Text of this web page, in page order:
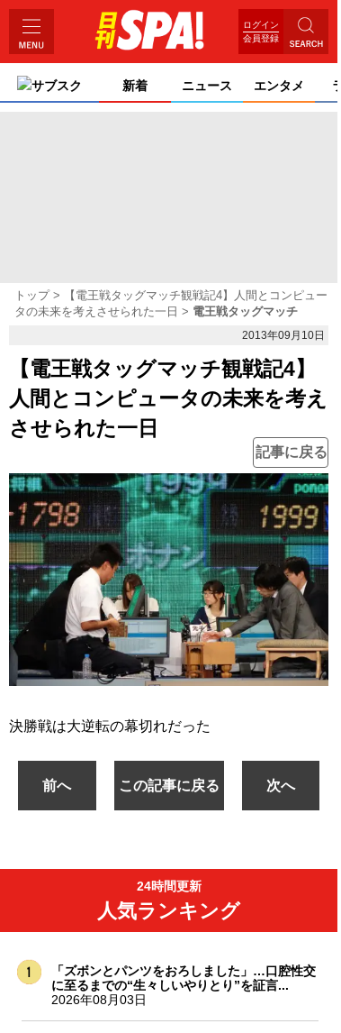
ログイン
会員登録
サブスク 新着 ニュース エンタメ
トップ
【電王戦タッグマッチ観戦記4】人間とコンピュー
タの未来を考えさせられた一日
電王戦タッグマッチ
2013年09月10日
【電王戦タッグマッチ観戦記4】
人間とコンピュータの未来を考え
させられた一日
記事に戻る
決勝戦は大逆転の幕切れだった
前へ この記事に戻る 次へ
24時間更新
人気ランキング
「ズボンとパンツをおろしました」…口腔性交
に至るまでの“生々しいやりとり”を証言...
2026年08月03日